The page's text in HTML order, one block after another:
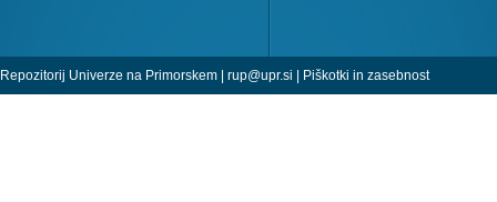
Repozitorij Univerze na Primorskem | rup@upr.si | Piškotki in zasebnost